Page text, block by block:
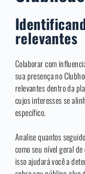
relevantes
Colaborar com
sua presença no
relevantes dentro da
cujos interesses se
específico.
Analise quantos
como seu nível geral
isso ajudará você a